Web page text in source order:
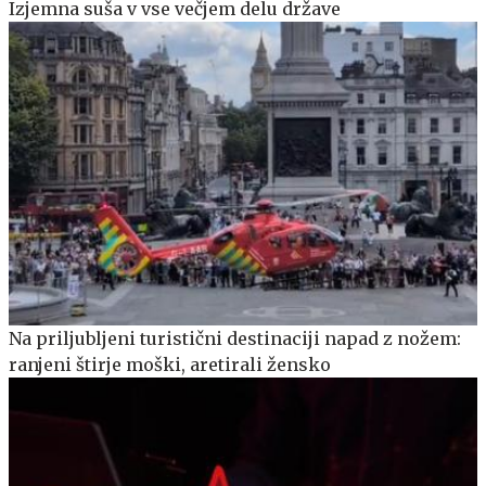
Izjemna suša v vse večjem delu države
Na priljubljeni turistični destinaciji napad z nožem:
ranjeni štirje moški, aretirali žensko